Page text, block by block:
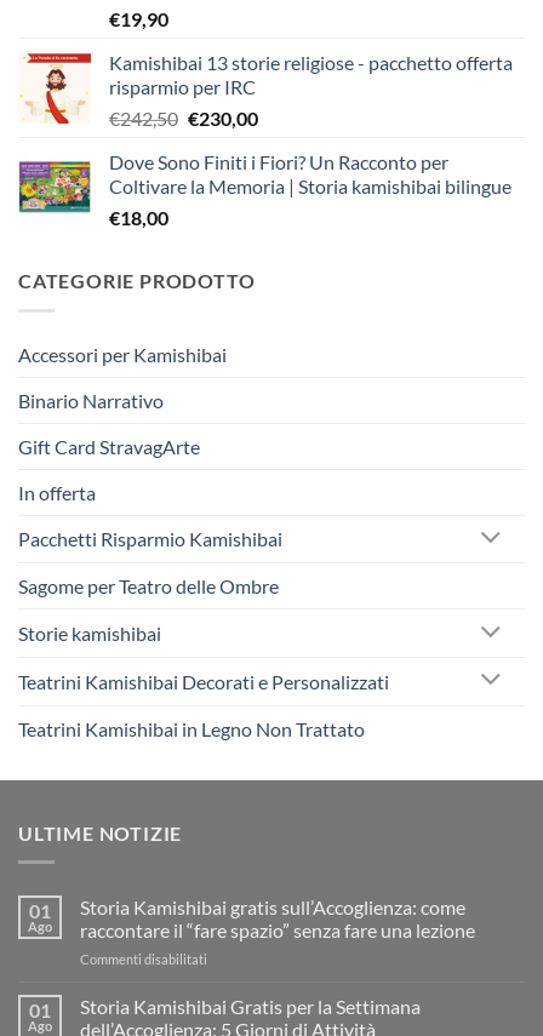
€19,90
Kamishibai 13 storie religiose - pacchetto offerta
risparmio per IRC
€242,50 Il
originale
era:
€230,00Il
attuale
è:
Dove Sono Finiti i Fiori? Un Racconto per
Coltivare la Memoria | Storia kamishibai bilingue
€18,00
CATEGORIE PRODOTTO
Accessori per Kamishibai
Binario Narrativo
Gift Card StravagArte
In offerta
Pacchetti Risparmio Kamishibai
Sagome per Teatro delle Ombre
Storie kamishibai
Teatrini Kamishibai Decorati e Personalizzati
Teatrini Kamishibai in Legno Non Trattato
ULTIME NOTIZIE
01
Ago
Storia Kamishibai gratis sull’Accoglienza: come
raccontare il “fare spazio” senza fare una lezione
Commenti disabilitati
Kamishibai
01
Ago
Storia Kamishibai Gratis per la Settimana
dell’Accoglienza: 5 Giorni di Attività